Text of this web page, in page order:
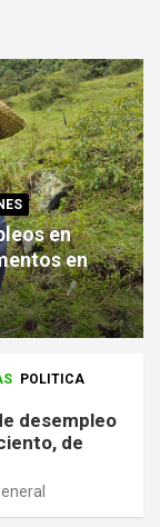
en
en
POLITICA
desempleo
de